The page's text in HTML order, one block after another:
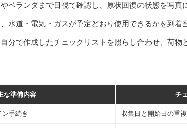
ベランダまで目視で確認し、原状回復の状態を写真
水道・電気・ガスが予定どおり使用できるかを到着
分で作成したチェックリストを照らし合わせ、荷物
な準備内容 チ
手続き 収集日と開始日の重